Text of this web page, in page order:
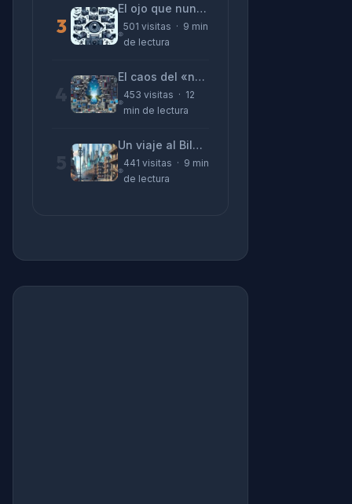
3
El ojo que nunca parpadea: lo que nos cuentan las cámaras de Lizeth Marzano
501 visitas · 9 min
de lectura
El caos del «no funciona nada» y la realidad tras la pantalla
453 visitas · 12
min de lectura
Un viaje al Bilbao de 2026 con sabor a 1895
441 visitas · 9 min
de lectura